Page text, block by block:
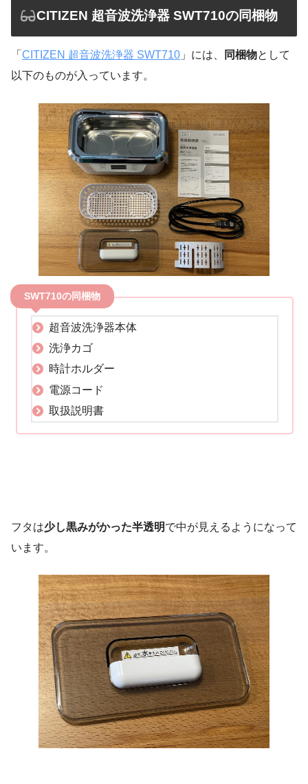
CITIZEN 超音波洗浄器 SWT710の同梱物
「 CITIZEN 超音波洗浄器 SWT710 」には、 同梱物として
以下のものが入っています。
SWT710の同梱物
超音波洗浄器本体
洗浄カゴ
時計ホルダー
電源コード
取扱説明書
フタは少し黒みがかった半透明で中が見えるようになって
います。